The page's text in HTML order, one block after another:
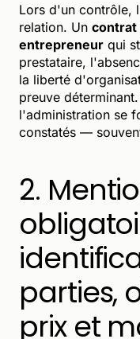
Lors d'un contrôle,
relation. Un contrat
entrepreneur qui
prestataire,
la liberté
preuve
l'administration se
constatés —
2.
parties,
prix et